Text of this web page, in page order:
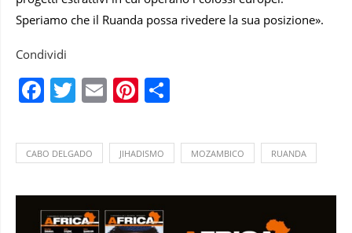
Speriamo che il Ruanda possa rivedere la sua posizione».
Condividi
Facebook
Twitter
EmailPinterest
CABO DELGADO JIHADISMO MOZAMBICO RUANDA